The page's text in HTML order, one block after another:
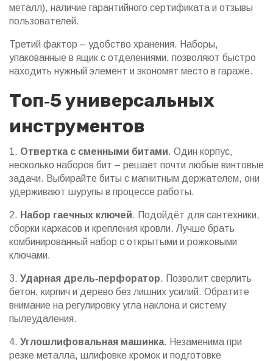
металл), наличие гарантийного сертификата и отзывы
пользователей.
Третий фактор – удобство хранения. Наборы,
упакованные в ящик с отделениями, позволяют быстро
находить нужный элемент и экономят место в гараже.
Топ‑5 универсальных
инструментов
1. Отвертка с сменными битами. Один корпус,
несколько наборов бит – решает почти любые винтовые
задачи. Выбирайте биты с магнитным держателем, они
удерживают шурупы в процессе работы.
2. Набор гаечных ключей. Подойдёт для сантехники,
сборки каркасов и крепления кровли. Лучше брать
комбинированный набор с открытыми и рожковыми
ключами.
3. Ударная дрель‑перфоратор. Позволит сверлить
бетон, кирпич и дерево без лишних усилий. Обратите
внимание на регулировку угла наклона и систему
пылеудаления.
4. Углошлифовальная машинка. Незаменима при
резке металла, шлифовке кромок и подготовке